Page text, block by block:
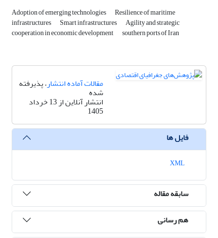
Adoption of emerging technologies Resilience of maritime
infrastructures Smart infrastructures Agility and strategic
cooperation in economic development southern ports of Iran
مقالات آماده انتشار، پذیرفته
شده
انتشار آنلاین از 13 خرداد
1405
فایل ها
سابقه مقاله
هم رسانی